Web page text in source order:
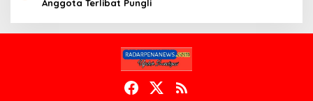
Anggota Terlibat Pungli